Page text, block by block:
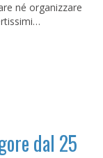
né organizzare
dal 25